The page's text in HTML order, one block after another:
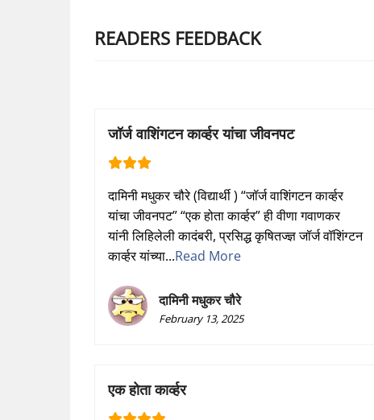
READERS FEEDBACK
जॉर्ज वाशिंगटन कार्व्हर यांचा जीवनपट
दामिनी मधुकर चौरे (विद्यार्थी ) “जॉर्ज वाशिंगटन कार्व्हर
यांचा जीवनपट” “एक होता कार्व्हर” ही वीणा गवाणकर
यांनी लिहिलेली कादंबरी, प्रसिद्ध कृषितज्ज्ञ जॉर्ज वॉशिंग्टन
कार्व्हर यांच्या...Read More
दामिनी मधुकर चौरे
February 13, 2025
एक होता कार्व्हर